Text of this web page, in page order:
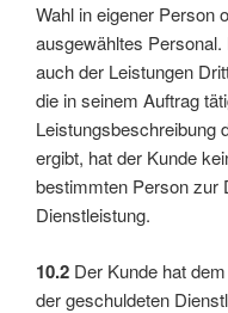
Wahl in eigener Person
ausgewähltes
auch der Leistungen
die in seinem Auftrag
Leistungsbeschreibung
ergibt, hat der Kunde
bestimmten Person zur
Dienstleistung.
10.2 Der Kunde hat
der geschuldeten